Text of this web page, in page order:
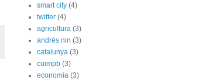
smart city (4)
twitter (4)
agricultura (3)
andrés nin (3)
catalunya (3)
cuimpb (3)
economía (3)